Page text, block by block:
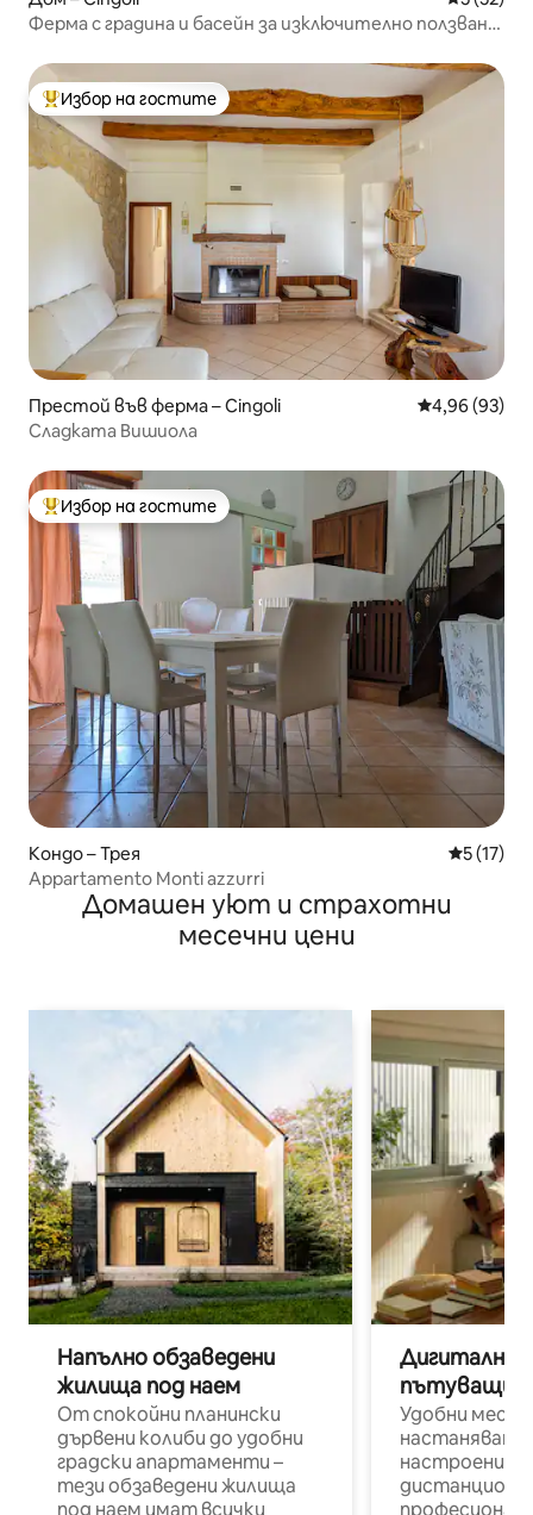
Ферма с градина и басейн за изключително ползване
Най-популярен избор на гостите
Избор на гостите
Престой във ферма – Cingoli Средна
4,96 (93)
Сладката Вишиола
Най-популярен избор на гостите
Избор на гостите
Кондо – Трея Средна
5 (17)
Appartamento Monti azzurri
Домашен уют и страхотни
месечни цени
Напълно обзаведени
жилища под наем
От спокойни планински
дървени колиби до удобни
градски апартаменти –
тези обзаведени жилища
под наем имат всички
Дигитални
пътуващи
Удобни
настаняване
настроени и